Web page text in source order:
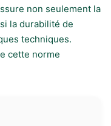
non seulement la
la durabilité de
techniques.
cette norme